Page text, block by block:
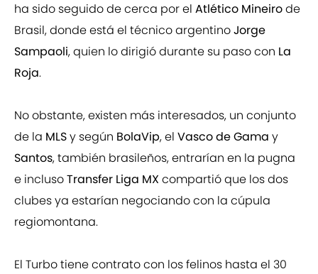
ha sido seguido de cerca por el Atlético Mineirode
Brasil, donde está el técnico argentinoJorge
Sampaoli, quien lo dirigió durante su paso con La
Roja.
No obstante, existen más interesados, un conjunto
de la MLSy según BolaVip, el Vasco de Gama y
Santos, también brasileños, entrarían en la pugna
e inclusoTransfer Liga MX compartió que los dos
clubes ya estarían negociando con la cúpula
regiomontana.
El Turbo tiene contrato con los felinos hasta el 30